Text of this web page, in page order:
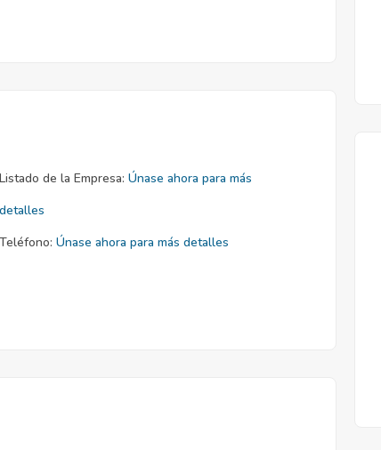
Listado de la Empresa: Únase ahora para más
detalles
Teléfono: Únase ahora para más detalles